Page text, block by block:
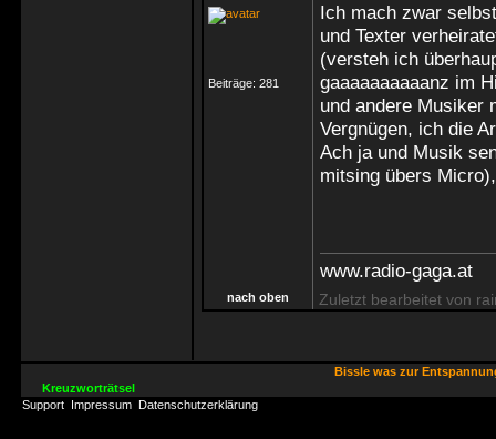
Beiträge: 281
Ich mach zwar
und Texter
(versteh ich
gaaaaaaaaaanz im
und andere Musiker
Vergnügen, ich die
Ach ja und Musik
mitsing übers
www.radio-gaga.at
nach oben Zuletzt bearbeitet von
Bissle was zur
Kreuzworträtsel
Support Impressum Datenschutzerklärung